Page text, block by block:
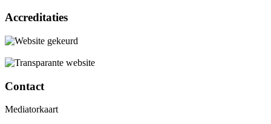
Accreditaties
Contact
Mediatorkaart